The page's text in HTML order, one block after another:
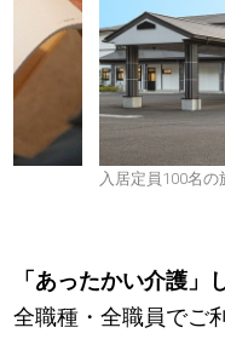
入居定員100名の
「あったかい介護」
全職種・全職員でご